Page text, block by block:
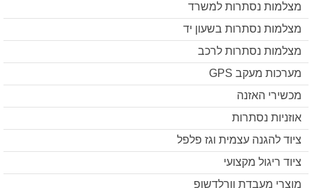
מצלמות נסתרות למשרד
מצלמות נסתרות בשעון יד
מצלמות נסתרות לרכב
מערכות מעקב GPS
מכשירי האזנה
אוזניות נסתרות
ציוד להגנה עצמית וגז פלפל
ציוד ריגול מקצועי
מוצרי מעבדת וורלדשופ